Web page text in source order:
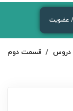
/ عضویت
دروس قسمت دوم